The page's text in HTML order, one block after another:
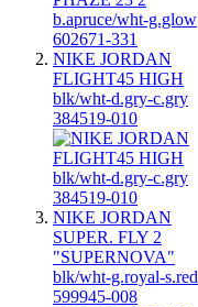
NIKE JORDAN
FLIGHT45 HIGH
blk/wht-d.gry-c.gry
384519-010
NIKE JORDAN
SUPER. FLY 2
"SUPERNOVA"
blk/wht-g.royal-s.red
599945-008